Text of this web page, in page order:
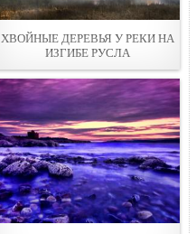
ХВОЙНЫЕ ДЕРЕВЬЯ У РЕКИ НА
ИЗГИБЕ РУСЛA